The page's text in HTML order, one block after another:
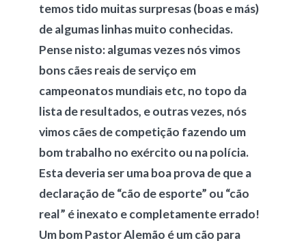
temos tido muitas surpresas (boas e más)
de algumas linhas muito conhecidas.
Pense nisto: algumas vezes nós vimos
bons cães reais de serviço em
campeonatos mundiais etc, no topo da
lista de resultados, e outras vezes, nós
vimos cães de competição fazendo um
bom trabalho no exército ou na polícia.
Esta deveria ser uma boa prova de que a
declaração de “cão de esporte” ou “cão
real” é inexato e completamente errado!
Um bom Pastor Alemão é um cão para